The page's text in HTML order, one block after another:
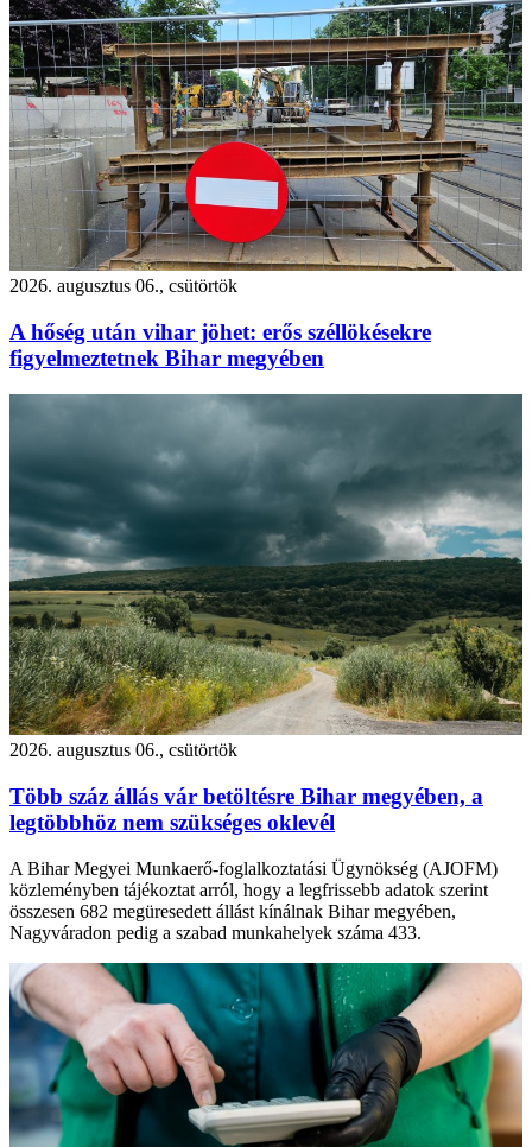
2026. augusztus 06., csütörtök
A hőség után vihar jöhet: erős széllökésekre
figyelmeztetnek Bihar megyében
2026. augusztus 06., csütörtök
Több száz állás vár betöltésre Bihar megyében, a
legtöbbhöz nem szükséges oklevél
A Bihar Megyei Munkaerő-foglalkoztatási Ügynökség (AJOFM)
közleményben tájékoztat arról, hogy a legfrissebb adatok szerint
összesen 682 megüresedett állást kínálnak Bihar megyében,
Nagyváradon pedig a szabad munkahelyek száma 433.